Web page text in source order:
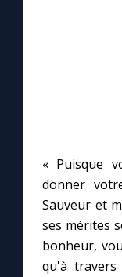
Marie de
« Puisque
donner
Sauveur et
ses mérites
bonheur,
qu'à travers